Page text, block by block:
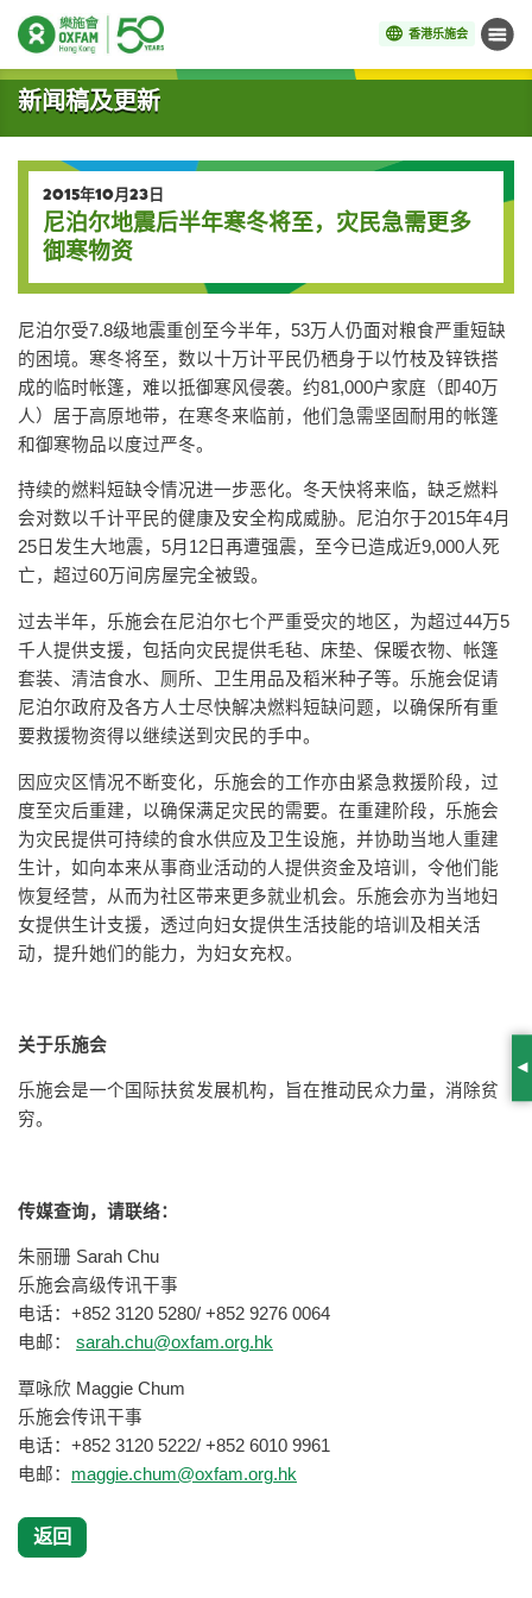
香港乐施会 菜单
开始主要内容
新闻稿及更新
2015年10月23日
尼泊尔地震后半年寒冬将至，灾民急需更多
御寒物资
尼泊尔受7.8级地震重创至今半年，53万人仍面对粮食严重短缺
的困境。寒冬将至，数以十万计平民仍栖身于以竹枝及锌铁搭
成的临时帐篷，难以抵御寒风侵袭。约81,000户家庭（即40万
人）居于高原地带，在寒冬来临前，他们急需坚固耐用的帐篷
和御寒物品以度过严冬。
持续的燃料短缺令情况进一步恶化。冬天快将来临，缺乏燃料
会对数以千计平民的健康及安全构成威胁。尼泊尔于2015年4月
25日发生大地震，5月12日再遭强震，至今已造成近9,000人死
亡，超过60万间房屋完全被毁。
过去半年，乐施会在尼泊尔七个严重受灾的地区，为超过44万5
千人提供支援，包括向灾民提供毛毡、床垫、保暖衣物、帐篷
套装、清洁食水、厕所、卫生用品及稻米种子等。乐施会促请
尼泊尔政府及各方人士尽快解决燃料短缺问题，以确保所有重
要救援物资得以继续送到灾民的手中。
因应灾区情况不断变化，乐施会的工作亦由紧急救援阶段，过
度至灾后重建，以确保满足灾民的需要。在重建阶段，乐施会
为灾民提供可持续的食水供应及卫生设施，并协助当地人重建
生计，如向本来从事商业活动的人提供资金及培训，令他们能
恢复经营，从而为社区带来更多就业机会。乐施会亦为当地妇
女提供生计支援，透过向妇女提供生活技能的培训及相关活
动，提升她们的能力，为妇女充权。
关于乐施会
乐施会是一个国际扶贫发展机构，旨在推动民众力量，消除贫
穷。
传媒查询，请联络：
朱丽珊 Sarah Chu
乐施会高级传讯干事
电话：+852 3120 5280/ +852 9276 0064
电邮： sarah.chu@oxfam.org.hk
覃咏欣 Maggie Chum
乐施会传讯干事
电话：+852 3120 5222/ +852 6010 9961
电邮： maggie.chum@oxfam.org.hk
返回